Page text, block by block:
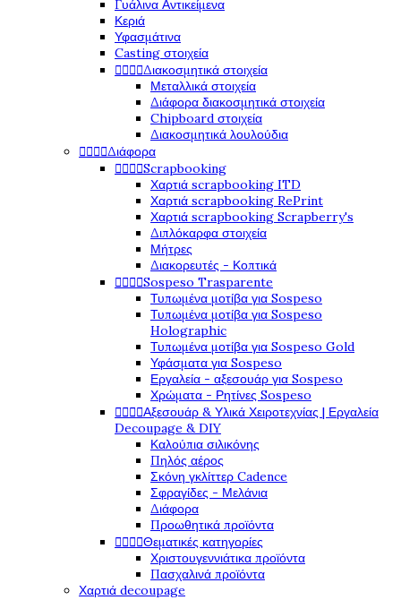
Γυάλινα Αντικείμενα
Κεριά
Υφασμάτινα
Casting στοιχεία
Διακοσμητικά στοιχεία
Μεταλλικά στοιχεία
Διάφορα διακοσμητικά στοιχεία
Chipboard στοιχεία
Διακοσμητικά λουλούδια
Διάφορα
Scrapbooking
Χαρτιά scrapbooking ITD
Χαρτιά scrapbooking RePrint
Χαρτιά scrapbooking Scrapberry's
Διπλόκαρφα στοιχεία
Μήτρες
Διακορευτές - Κοπτικά
Sospeso Trasparente
Τυπωμένα μοτίβα για Sospeso
Τυπωμένα μοτίβα για Sospeso
Holographic
Τυπωμένα μοτίβα για Sospeso Gold
Υφάσματα για Sospeso
Εργαλεία - αξεσουάρ για Sospeso
Χρώματα - Ρητίνες Sospeso
Αξεσουάρ & Υλικά Χειροτεχνίας | Εργαλεία
Decoupage & DIY
Καλούπια σιλικόνης
Πηλός αέρος
Σκόνη γκλίττερ Cadence
Σφραγίδες - Μελάνια
Διάφορα
Προωθητικά προϊόντα
Θεματικές κατηγορίες
Χριστουγεννιάτικα προϊόντα
Πασχαλινά προϊόντα
Χαρτιά decoupage